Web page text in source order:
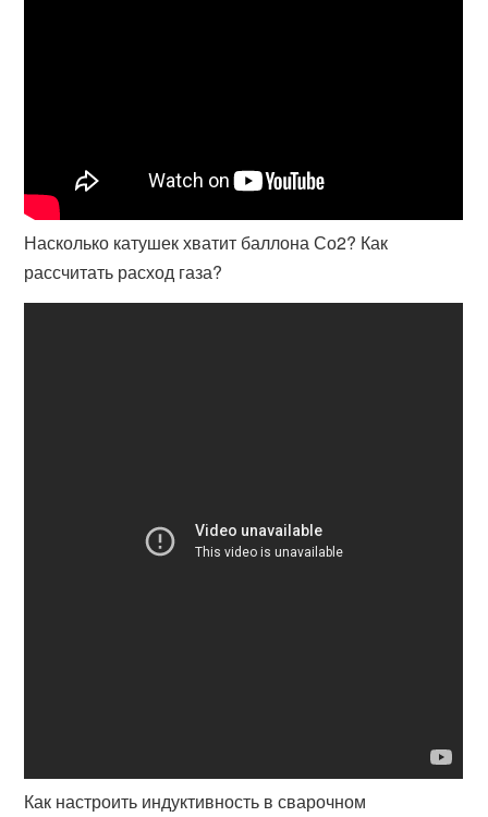
Насколько катушек хватит баллона Со2? Как
рассчитать расход газа?
Как настроить индуктивность в сварочном